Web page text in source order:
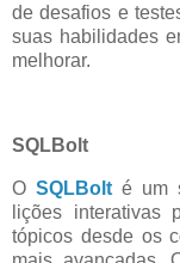
de desafios e
suas habilidades
melhorar.
SQLBolt
O SQLBolté um
lições interativas
tópicos desde os